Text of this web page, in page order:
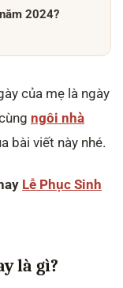
2024?
của mẹ là ngày
ngôi nhà
bài viết này nhé.
hay Lễ Phục Sinh
là gì?